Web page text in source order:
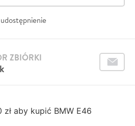
udostępnienie
ZBIÓRKI
aby kupić BMW E46